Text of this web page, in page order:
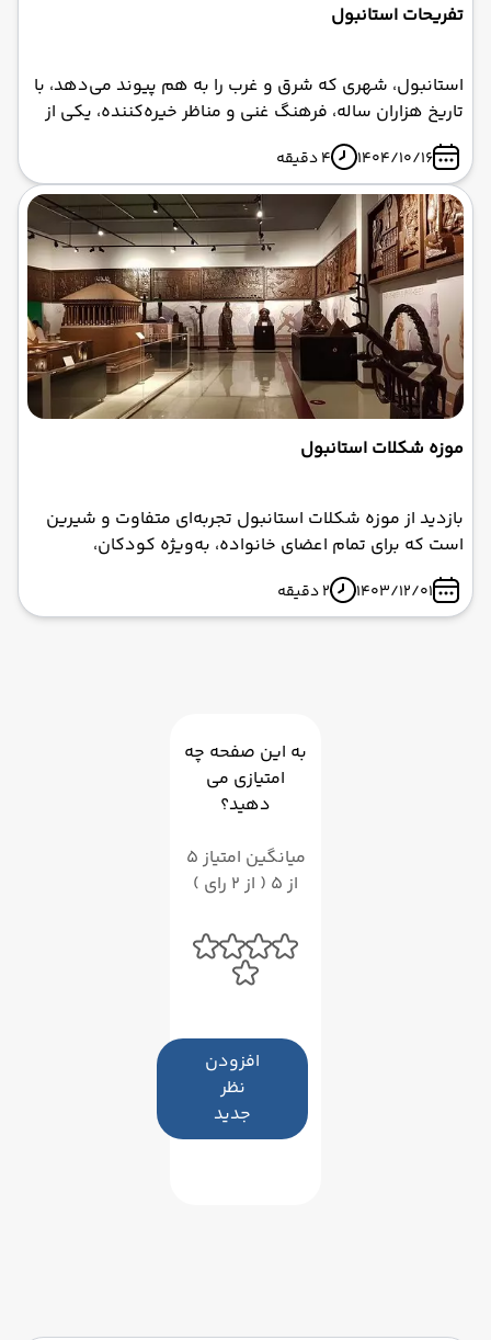
تفریحات استانبول
استانبول، شهری که شرق و غرب را به هم پیوند می‌دهد، با
تاریخ هزاران ساله، فرهنگ غنی و مناظر خیره‌کننده، یکی از
محبوب‌ ترین مقاصد گردشگری جهان است. اگر به دنبال
تفریحات استانبول هستید که هم با بودجه محدود سازگار
باشد و هم تجربیات لاکچری ارائه دهد، این راهنما دقیقاً برای
شماست.
1404/10/16 4 دقیقه
موزه شکلات استانبول
بازدید از موزه شکلات استانبول تجربه‌ای متفاوت و شیرین
است که برای تمام اعضای خانواده، به‌ویژه کودکان،
خاطره‌انگیز خواهد بود. با برنامه‌ریزی مناسب و استفاده از
تورهای استانبول، می‌توانید سفری لذت‌بخش و به‌یادماندنی
را در نوروز ۱۴۰۴ تجربه کنید.
1403/12/01 2 دقیقه
به این صفحه چه
امتیازی می
دهید؟
میانگین امتیاز 5
از 5 ( از 2 رای )
افزودن
نظر
جدید